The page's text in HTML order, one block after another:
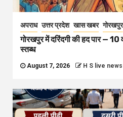
अपराध उत्तर प्रदेश खास खबर गोरखपुर
गोरखपुर में दरिंदगी की हद पार — 10
स्तब्ध
August 7, 2026 H S live news